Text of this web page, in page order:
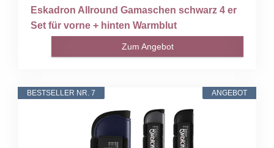
Eskadron Allround Gamaschen schwarz 4 er
Set für vorne + hinten Warmblut
Zum Angebot
ANGEBOT
BESTSELLER NR. 7